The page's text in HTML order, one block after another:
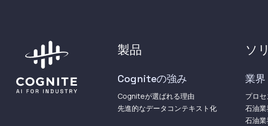
製品
Cogniteの強み
Cogniteが選ばれる理由
先進的なデータコンテキスト化
ソ
業界
プロ
石油業
石油業